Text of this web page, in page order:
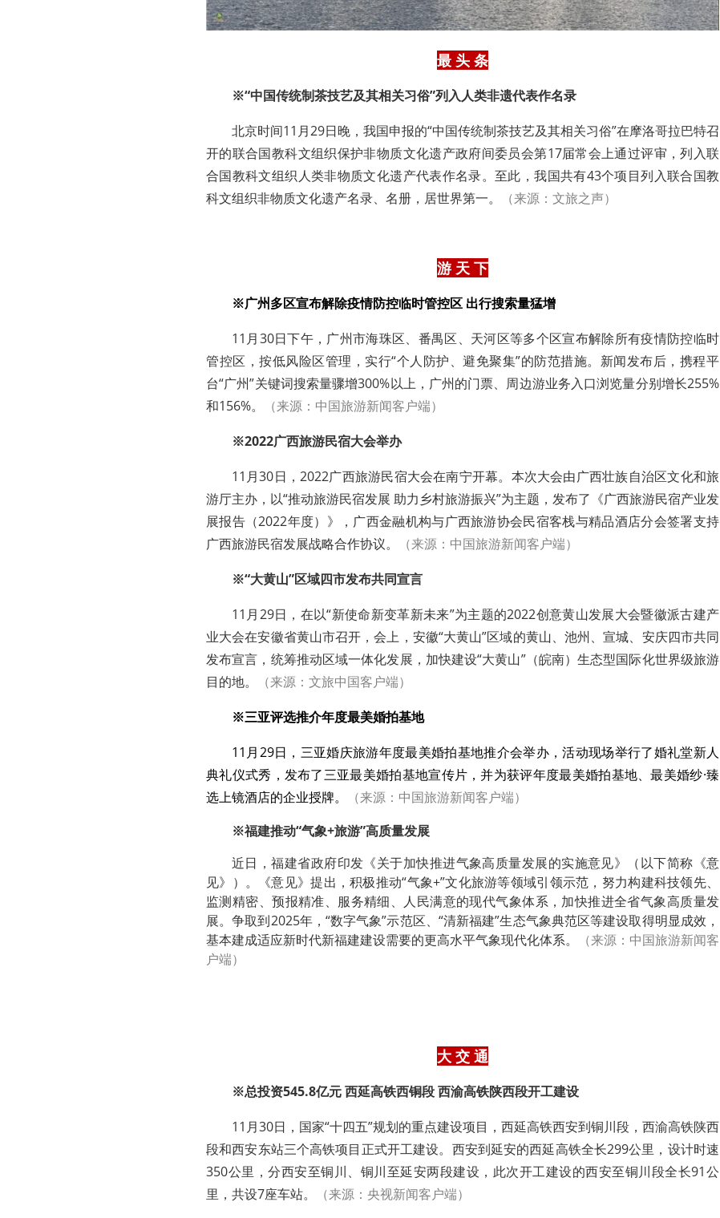
最 头 条
※“中国传统制茶技艺及其相关习俗”列入人类非遗代表作名录
北京时间11月29日晚，我国申报的“中国传统制茶技艺及其相关习俗”在摩洛哥拉巴特召
开的联合国教科文组织保护非物质文化遗产政府间委员会第17届常会上通过评审，列入联
合国教科文组织人类非物质文化遗产代表作名录。至此，我国共有43个项目列入联合国教
科文组织非物质文化遗产名录、名册，居世界第一。
（来源：文旅之声）
游 天 下
※广州多区宣布解除疫情防控临时管控区 出行搜索量猛增
11月30日下午，广州市海珠区、番禺区、天河区等多个区宣布解除所有疫情防控临时
管控区，按低风险区管理，实行“个人防护、避免聚集”的防范措施。新闻发布后，携程平
台“广州”关键词搜索量骤增300%以上，广州的门票、周边游业务入口浏览量分别增长255%
和156%。
（来源：中国旅游新闻客户端）
※2022广西旅游民宿大会举办
11月30日，2022广西旅游民宿大会在南宁开幕。本次大会由广西壮族自治区文化和旅
游厅主办，以“推动旅游民宿发展 助力乡村旅游振兴”为主题，发布了《广西旅游民宿产业发
展报告（2022年度）》，广西金融机构与广西旅游协会民宿客栈与精品酒店分会签署支持
广西旅游民宿发展战略合作协议。
（来源：中国旅游新闻客户端）
※“大黄山”区域四市发布共同宣言
11月29日，在以“新使命新变革新未来”为主题的2022创意黄山发展大会暨徽派古建产
业大会在安徽省黄山市召开，会上，安徽“大黄山”区域的黄山、池州、宣城、安庆四市共同
发布宣言，统筹推动区域一体化发展，加快建设“大黄山”（皖南）生态型国际化世界级旅游
目的地。
（来源：文旅中国客户端）
※三亚评选推介年度最美婚拍基地
11月29日，三亚婚庆旅游年度最美婚拍基地推介会举办，活动现场举行了婚礼堂新人
典礼仪式秀，发布了三亚最美婚拍基地宣传片，并为获评年度最美婚拍基地、最美婚纱·臻
选上镜酒店的企业授牌。
（来源：中国旅游新闻客户端）
※福建推动“气象+旅游”高质量发展
近日，福建省政府印发《关于加快推进气象高质量发展的实施意见》（以下简称《意
见》）。《意见》提出，积极推动“气象+”文化旅游等领域引领示范，努力构建科技领先、
监测精密、预报精准、服务精细、人民满意的现代气象体系，加快推进全省气象高质量发
展。争取到2025年，“数字气象”示范区、“清新福建”生态气象典范区等建设取得明显成效，
基本建成适应新时代新福建建设需要的更高水平气象现代化体系。
（来源：中国旅游新闻客
户端）
大 交 通
※总投资545.8亿元 西延高铁西铜段 西渝高铁陕西段开工建设
11月30日，国家“十四五”规划的重点建设项目，西延高铁西安到铜川段，西渝高铁陕西
段和西安东站三个高铁项目正式开工建设。 西安到延安的西延高铁全长299公里，设计时速
350公里，分西安至铜川、铜川至延安两段建设，此次开工建设的西安至铜川段全长91公
里，共设7座车站。
（来源：央视新闻客户端）